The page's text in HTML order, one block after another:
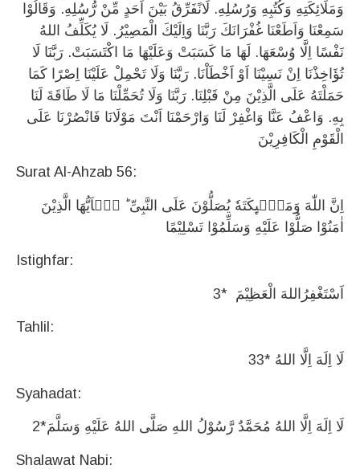
وَمَلَائِكَتِهِ وَكُتُبِهِ وَرُسُلِهِ. لَانًفَرِّقُ بَيْنَ اَحَدٍ مِّنْ رُّسُلِهِ. وَقَالُوْا
سَمِعْنَا وَاَطَعْنَا غُفْرَانَكَ رَبَّنَا وَاِلَيْكَ الْمَصِيْرُ. لَا يُكَلِّفُ اللهُ
نَفْسًا اِلَّا وُسْعَهَا. لَهَا مَا كَسَبَتْ وَعَلَيْهَا مَا اكْتَسَبَتْ. رَبَّنَا لَا
تُؤَاخِذْنَا اِنْ نَسِيْنَا اَوْ اَخْطَاْنَا. رَبَّنَا وَلَا تَحْمِلْ عَلَيْنَا اِصْرًا كَمَا
حَمَلْتَهُ عَلَى الَّذِيْنَ مِنْ قَبْلِنَا. رَبَّنَا وَلَا تُحَمِّلْنَا مَا لَا طَاقَةَ لَنَا
بِهِ. وَاعْفُ عَنَّا وَاغْفِرْ لَنَا وَارْحَمْنَا اَنْتَ مَوْلَانَا فَانْصُرْنَا عَلَى
الْقَوْمِ الْكَافِرِيْنَ
Surat Al-Ahzab 56:
اِنَّ اللّٰهَ وَمَلٰۤىِٕكَتَهٗ یُصَلُّوْنَ عَلَی النَّبِیِّ ؕ یٰۤاَیُّهَا الَّذِیْنَ
اٰمَنُوْا صَلُّوْا عَلَیْهِ وَسَلِّمُوْا تَسْلِیْمًا
Istighfar:
3* اَسْتَغْفِرُاللهَ الْعَظِيْمَ
Tahlil:
33* لَا اِلَهَ اِلَّا اللهُ
Syahadat:
2*لَا اِلَهَ اِلَّا اللهُ مُحَمَّدٌ رَّسُوْلُ اللهِ صَلَّى اللهُ عَلَيْهِ وَسَلَّمَ
Shalawat Nabi: